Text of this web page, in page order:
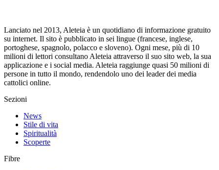
Lanciato nel 2013, Aleteia è un quotidiano di informazione gratuito
su internet. Il sito è pubblicato in sei lingue (francese, inglese,
portoghese, spagnolo, polacco e sloveno). Ogni mese, più di 10
milioni di lettori consultano Aleteia attraverso il suo sito web, la sua
applicazione e i social media. Aleteia raggiunge quasi 50 milioni di
persone in tutto il mondo, rendendolo uno dei leader dei media
cattolici online.
Sezioni
News
Stile di vita
Spiritualità
Scoperte
Fibre